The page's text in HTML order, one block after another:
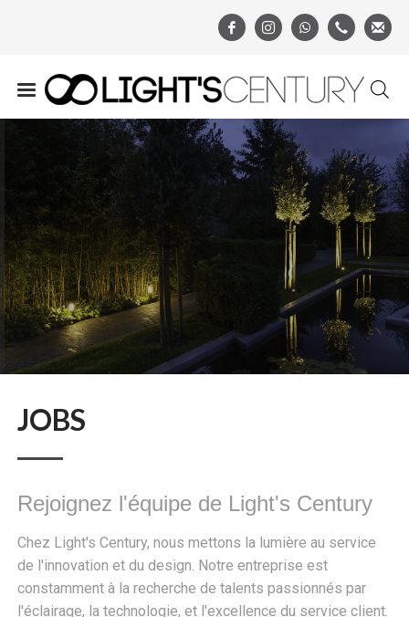
JOBS
Rejoignez l'équipe de Light's Century
Chez Light's Century, nous mettons la lumière au service
de l'innovation et du design. Notre entreprise est
constamment à la recherche de talents passionnés par
l'éclairage, la technologie, et l'excellence du service client.